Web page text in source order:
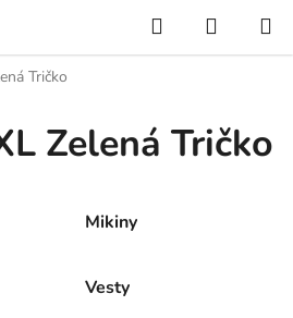
Hledat
KOŠÍK
Tričko
Zelená Tričko
Mikiny
Vesty